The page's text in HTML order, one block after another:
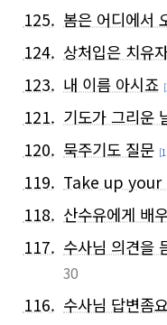
125. 봄은 어디에서
124. 상처입은 치유
123. 내 이름 아시죠
121. 기도가 그리운
120. 묵주기도 질문
119. Take up
118. 산수유에게 배
117. 수사님 의견을
30
116. 수사님 답변좀요